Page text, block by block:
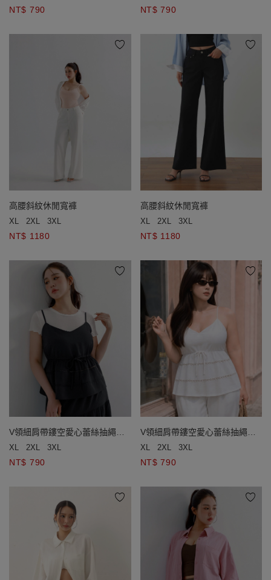
NT$ 790 NT$ 790
高腰斜紋休閒寬褲
XL 2XL 3XL
NT$ 1180
高腰斜紋休閒寬褲
XL 2XL 3XL
NT$ 1180
V領細肩帶鏤空愛心蕾絲抽繩收
腰傘擺背心(附胸墊)
XL 2XL 3XL
NT$ 790
V領細肩帶鏤空愛心蕾絲抽繩收
腰傘擺背心(附胸墊)
XL 2XL 3XL
NT$ 790